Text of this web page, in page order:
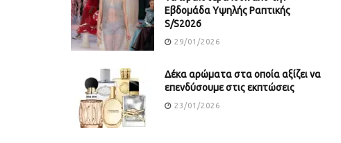
Εβδομάδα Υψηλής Ραπτικής
S/S2026
29/01/2026
Δέκα αρώματα στα οποία αξίζει να
επενδύσουμε στις εκπτώσεις
23/01/2026